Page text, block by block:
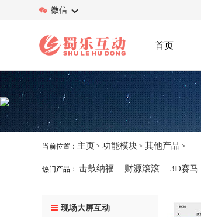
微信
首页
多点打卡签到
当前位置： 主页 > 功能模块 > 其他产品 >
热门产品： 击鼓纳福 财源滚滚 3D赛马
现场大屏互动